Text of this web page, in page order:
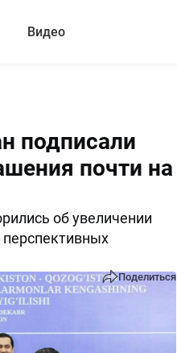
Видео
подписали
почти на
об увеличении
Поделиться